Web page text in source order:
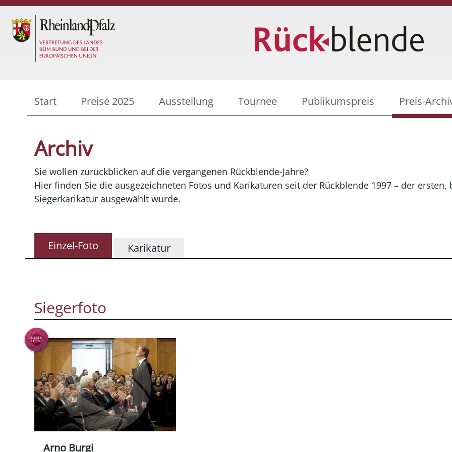
Start Preise 2025 Ausstellung Tournee Publikumspreis Preis-
Archiv
Sie wollen zurückblicken auf die vergangenen Rückblende-Jahre?
Hier finden Sie die ausgezeichneten Fotos und Karikaturen seit der Rückblende 1997 – der
Siegerkarikatur ausgewählt wurde.
Einzel-Foto Karikatur
Siegerfoto
Arno Burgi